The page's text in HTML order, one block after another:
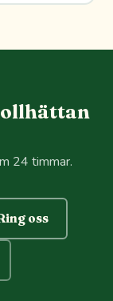
24 timmar.
oss